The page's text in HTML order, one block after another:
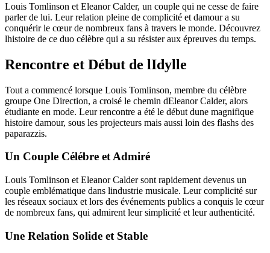
Louis Tomlinson et Eleanor Calder, un couple qui ne cesse de faire
parler de lui. Leur relation pleine de complicité et damour a su
conquérir le cœur de nombreux fans à travers le monde. Découvrez
lhistoire de ce duo célèbre qui a su résister aux épreuves du temps.
Rencontre et Début de lIdylle
Tout a commencé lorsque Louis Tomlinson, membre du célèbre
groupe One Direction, a croisé le chemin dEleanor Calder, alors
étudiante en mode. Leur rencontre a été le début dune magnifique
histoire damour, sous les projecteurs mais aussi loin des flashs des
paparazzis.
Un Couple Célébre et Admiré
Louis Tomlinson et Eleanor Calder sont rapidement devenus un
couple emblématique dans lindustrie musicale. Leur complicité sur
les réseaux sociaux et lors des événements publics a conquis le cœur
de nombreux fans, qui admirent leur simplicité et leur authenticité.
Une Relation Solide et Stable